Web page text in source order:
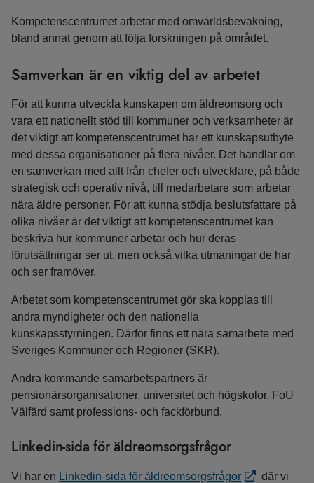
Kompetenscentrumet arbetar med omvärldsbevakning,
bland annat genom att följa forskningen på området.
Samverkan är en viktig del av arbetet
För att kunna utveckla kunskapen om äldreomsorg och
vara ett nationellt stöd till kommuner och verksamheter är
det viktigt att kompetenscentrumet har ett kunskapsutbyte
med dessa organisationer på flera nivåer. Det handlar om
en samverkan med allt från chefer och utvecklare, på både
strategisk och operativ nivå, till medarbetare som arbetar
nära äldre personer. För att kunna stödja beslutsfattare på
olika nivåer är det viktigt att kompetenscentrumet kan
beskriva hur kommuner arbetar och hur deras
förutsättningar ser ut, men också vilka utmaningar de har
och ser framöver.
Arbetet som kompetenscentrumet gör ska kopplas till
andra myndigheter och den nationella
kunskapsstyrningen. Därför finns ett nära samarbete med
Sveriges Kommuner och Regioner (SKR).
Andra kommande samarbetspartners är
pensionärsorganisationer, universitet och högskolor, FoU
Välfärd samt professions- och fackförbund.
Linkedin-sida för äldreomsorgsfrågor
Vi har en Linkedin-sida för äldreomsorgsfrågor
där vi